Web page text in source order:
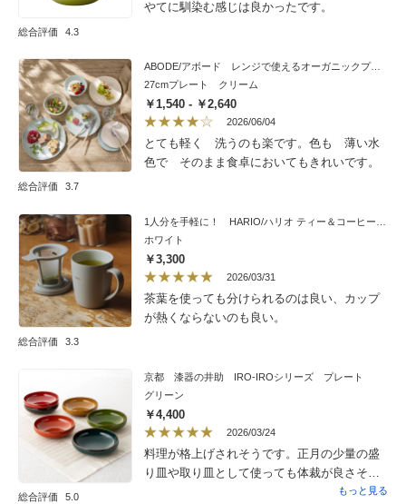
総合評価 4.3
やてに馴染む感じは良かったです。
総合評価 3.7
ABODE/アボード レンジで使えるオーガニックプレート 2枚組
27cmプレート クリーム
￥1,540 - ￥2,640
2026/06/04
とても軽く 洗うのも楽です。色も 薄い水
色で そのまま食卓においてもきれいです。
総合評価 3.3
ホワイト
￥3,300
2026/03/31
茶葉を使っても分けられるのは良い、カップ
が熱くならないのも良い。
総合評価 5.0
京都 漆器の井助 IRO-IROシリーズ プレート
グリーン
￥4,400
2026/03/24
料理が格上げされそうです。正月の少量の盛
り皿や取り皿として使っても体裁が良さそう
だし、普段使いにも軽くて扱いやすいです。
もっと見る